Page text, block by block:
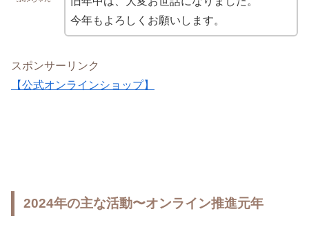
今年もよろしくお願いします。
スポンサーリンク
【公式オンラインショップ】
2024年の主な活動〜オンライン推進元年